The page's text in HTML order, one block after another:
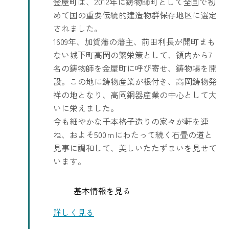
めて国の重要伝統的建造物群保存地区に選定
されました。
1609年、加賀藩の藩主、前田利長が開町まも
ない城下町高岡の繁栄策として、領内から7
名の鋳物師を金屋町に呼び寄せ、鋳物場を開
設。この地に鋳物産業が根付き、高岡鋳物発
祥の地となり、高岡銅器産業の中心として大
いに栄えました。
今も細やかな千本格子造りの家々が軒を連
ね、およそ500ｍにわたって続く石畳の道と
見事に調和して、美しいたたずまいを見せて
います。
基本情報を見る
詳しく見る